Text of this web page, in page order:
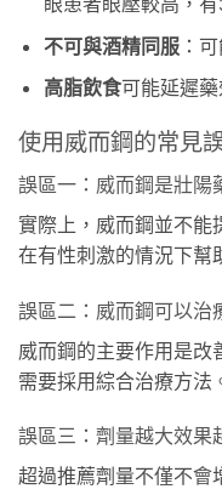
不可與酒精同服：
高脂飲食可能延遲
使用威而鋼的常見
誤區一：威而鋼是壯陽
實際上，威而鋼並不能
在有性刺激的情況下幫
誤區二：威而鋼可以治
威而鋼的主要作用是改
需要採用綜合治療方法
誤區三：劑量越大效果
超過推薦劑量不僅不會